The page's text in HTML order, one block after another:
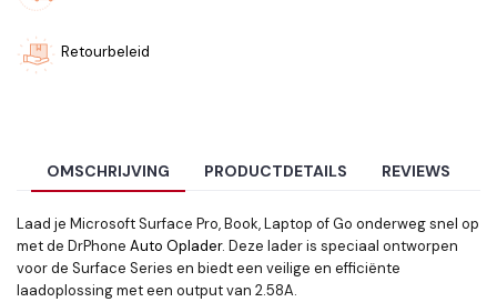
Retourbeleid
OMSCHRIJVING PRODUCTDETAILS REVIEWS
Laad je Microsoft Surface Pro, Book, Laptop of Go onderweg snel op
met de DrPhone Auto Oplader. Deze lader is speciaal ontworpen
voor de Surface Series en biedt een veilige en efficiënte
laadoplossing met een output van 2.58A.